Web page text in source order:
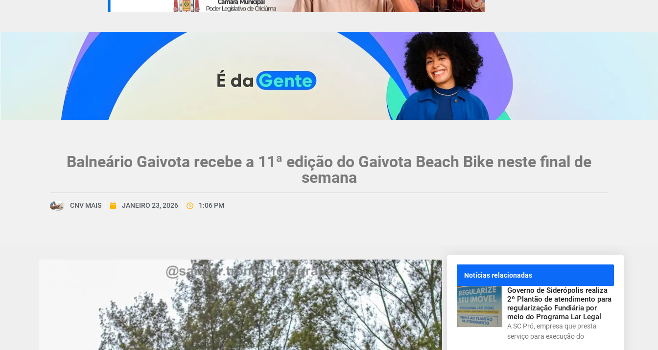
Balneário Gaivota recebe a 11ª edição do Gaivota Beach Bike neste final de
semana
CNV MAIS JANEIRO 23, 2026 1:06 PM
Notícias relacionadas
Governo de Siderópolis realiza
2º Plantão de atendimento para
regularização Fundiária por
meio do Programa Lar Legal
A SC Pró, empresa que presta
serviço para execução do